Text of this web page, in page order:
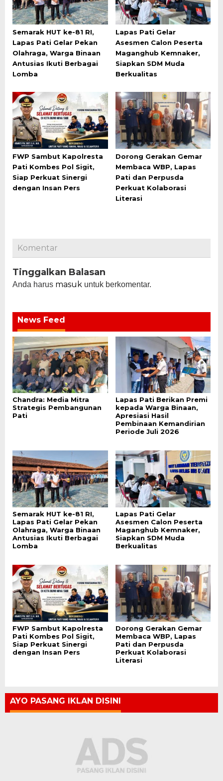
Semarak HUT ke-81 RI,
Lapas Pati Gelar Pekan
Olahraga, Warga Binaan
Antusias Ikuti Berbagai
Lomba
Lapas Pati Gelar
Asesmen Calon Peserta
Maganghub Kemnaker,
Siapkan SDM Muda
Berkualitas
FWP Sambut Kapolresta
Pati Kombes Pol Sigit,
Siap Perkuat Sinergi
dengan Insan Pers
Dorong Gerakan Gemar
Membaca WBP, Lapas
Pati dan Perpusda
Perkuat Kolaborasi
Literasi
Komentar
Tinggalkan Balasan
Anda harus masuk untuk berkomentar.
News Feed
Chandra: Media Mitra
Strategis Pembangunan
Pati
Lapas Pati Berikan Premi
kepada Warga Binaan,
Apresiasi Hasil
Pembinaan Kemandirian
Periode Juli 2026
Semarak HUT ke-81 RI,
Lapas Pati Gelar Pekan
Olahraga, Warga Binaan
Antusias Ikuti Berbagai
Lomba
Lapas Pati Gelar
Asesmen Calon Peserta
Maganghub Kemnaker,
Siapkan SDM Muda
Berkualitas
FWP Sambut Kapolresta
Pati Kombes Pol Sigit,
Siap Perkuat Sinergi
dengan Insan Pers
Dorong Gerakan Gemar
Membaca WBP, Lapas
Pati dan Perpusda
Perkuat Kolaborasi
Literasi
AYO PASANG IKLAN DISINI